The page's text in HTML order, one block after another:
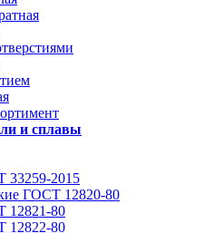
и сплавы
2015
ГОСТ 12820-80
80
80